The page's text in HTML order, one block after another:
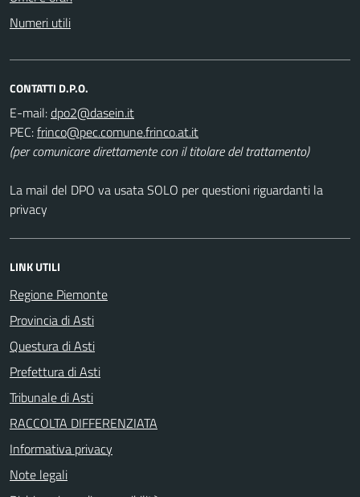
Numeri utili
CONTATTI D.P.O.
E-mail:
PEC:
(per comunicare direttamente con il titolare del trattamento)
La mail del DPO va usata SOLO per questioni riguardanti la
privacy
LINK UTILI
Regione Piemonte
Provincia di Asti
Questura di Asti
Prefettura di Asti
Tribunale di Asti
RACCOLTA DIFFERENZIATA
Informativa privacy
Note legali